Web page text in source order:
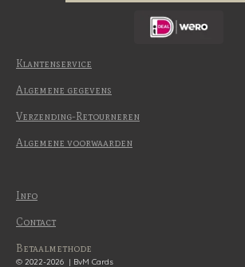
Klantenservice
Algemene gegevens
Verzending-Retourneren
Algemene voorwaarden
Info
Contact
Betaalmethode
© 2022-2026 | BvM Cards